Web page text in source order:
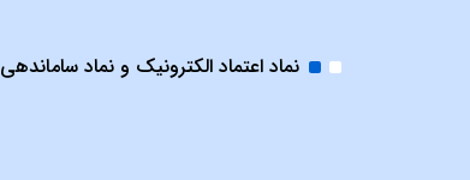
نماد اعتماد الکترونیک و نماد ساماندهی